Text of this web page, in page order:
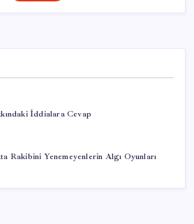
İddialara Cevap
Rakibini Yenemeyenlerin Algı Oyunları